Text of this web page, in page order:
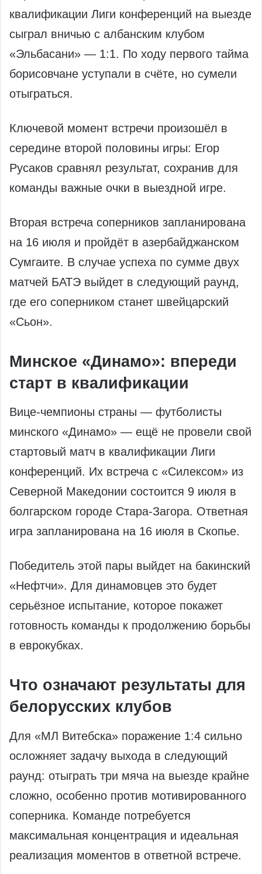
квалификации Лиги конференций на выезде
сыграл вничью с албанским клубом
«Эльбасани» — 1:1. По ходу первого тайма
борисовчане уступали в счёте, но сумели
отыграться.
Ключевой момент встречи произошёл в
середине второй половины игры: Егор
Русаков сравнял результат, сохранив для
команды важные очки в выездной игре.
Вторая встреча соперников запланирована
на 16 июля и пройдёт в азербайджанском
Сумгаите. В случае успеха по сумме двух
матчей БАТЭ выйдет в следующий раунд,
где его соперником станет швейцарский
«Сьон».
Минское «Динамо»: впереди
старт в квалификации
Вице‑чемпионы страны — футболисты
минского «Динамо» — ещё не провели свой
стартовый матч в квалификации Лиги
конференций. Их встреча с «Силексом» из
Северной Македонии состоится 9 июля в
болгарском городе Стара‑Загора. Ответная
игра запланирована на 16 июля в Скопье.
Победитель этой пары выйдет на бакинский
«Нефтчи». Для динамовцев это будет
серьёзное испытание, которое покажет
готовность команды к продолжению борьбы
в еврокубках.
Что означают результаты для
белорусских клубов
Для «МЛ Витебска» поражение 1:4 сильно
осложняет задачу выхода в следующий
раунд: отыграть три мяча на выезде крайне
сложно, особенно против мотивированного
соперника. Команде потребуется
максимальная концентрация и идеальная
реализация моментов в ответной встрече.